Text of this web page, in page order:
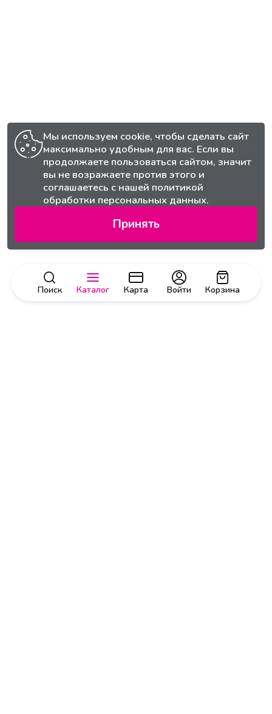
Поиск Каталог Карта Корзина
Войти
Мы используем cookie, чтобы сделать сайт
максимально удобным для вас. Если вы
продолжаете пользоваться сайтом, значит
вы не возражаете против этого и
соглашаетесь с нашей политикой
обработки персональных данных.
Принять